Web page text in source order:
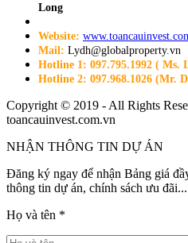
Long
Website:
Mail: Lydh@globalproperty.vn
Hotline 1: 097.795.1992 ( Ms.
Hotline 2: 097.968.1026 (Mr.
Copyright © 2019 - All Rights
toancauinvest.com.vn
NHẬN THÔNG TIN DỰ ÁN
Đăng ký ngay để nhận Bảng giá
thông tin dự án, chính sách ưu đãi...
Họ và tên *